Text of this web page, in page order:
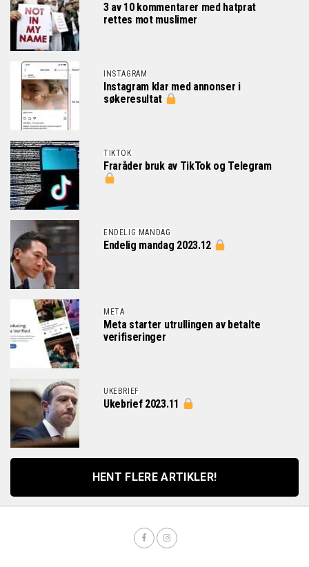
3 av 10 kommentarer med hatprat
rettes mot muslimer
INSTAGRAM
Instagram klar med annonser i
søkeresultat
TIKTOK
Fraråder bruk av TikTok og Telegram
ENDELIG MANDAG
Endelig mandag 2023.12
META
Meta starter utrullingen av betalte
verifiseringer
UKEBRIEF
Ukebrief 2023.11
HENT FLERE ARTIKLER!